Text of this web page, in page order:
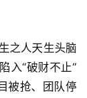
之人天生头脑
入“破财不止”
被抢、团队停